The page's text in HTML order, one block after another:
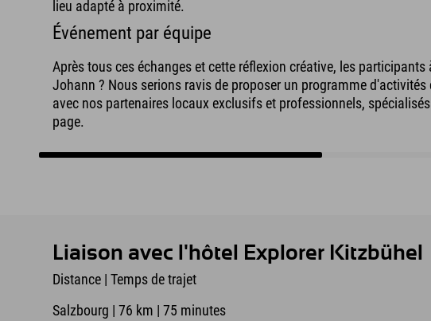
lieu adapté à proximité.
Événement par équipe
Après tous ces échanges et cette réflexion créative, les
Johann ? Nous serions ravis de proposer un programme
avec nos partenaires locaux exclusifs et professionnels,
page.
Liaison avec l'hôtel Explorer Kitzbühel
Distance | Temps de trajet
Salzbourg | 76 km | 75 minutes